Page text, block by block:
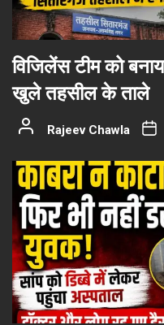
विजिलेंस टीम को
खुले तहसील के ताले
Rajeev Chawla